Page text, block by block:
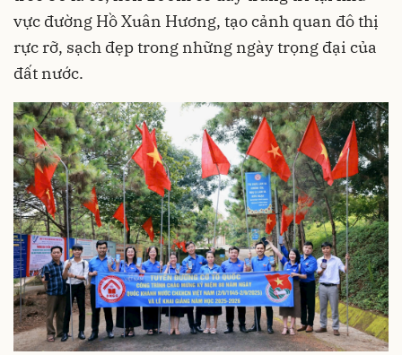
vực đường Hồ Xuân Hương, tạo cảnh quan đô thị
rực rỡ, sạch đẹp trong những ngày trọng đại của
đất nước.